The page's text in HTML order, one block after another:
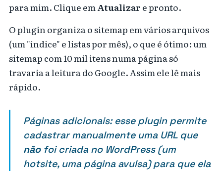
para mim. Clique emAtualizare pronto.
O plugin organiza o sitemap em vários arquivos
(um "índice" e listas por mês), o que é ótimo: um
sitemap com 10 mil itens numa página só
travaria a leitura do Google. Assim ele lê mais
rápido.
Páginas adicionais: esse plugin permite
cadastrar manualmente uma URL que
nãofoi criada no WordPress (um
hotsite, uma página avulsa) para que ela